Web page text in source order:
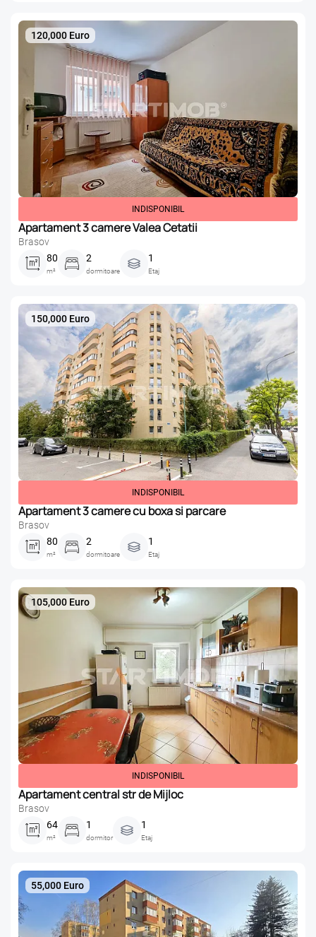
120,000 Euro
INDISPONIBIL
Apartament 3 camere Valea Cetatii
Brasov
80
m²
2
dormitoare
1
Etaj
150,000 Euro
INDISPONIBIL
Apartament 3 camere cu boxa si parcare
Brasov
80
m²
2
dormitoare
1
Etaj
105,000 Euro
INDISPONIBIL
Apartament central str de Mijloc
Brasov
64
m²
1
dormitor
1
Etaj
55,000 Euro